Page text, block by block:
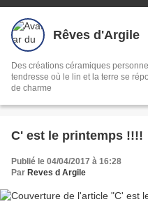
Rêves d'Argile
Des créations céramiques
tendresse où le lin et la terre se
de charme
C' est le printemps !!!!
Publié le 04/04/2017 à 16:28
Par Reves d Argile